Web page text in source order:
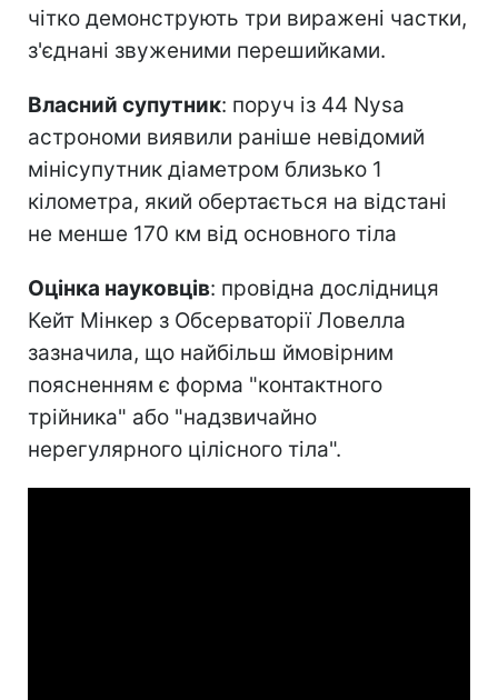
чітко демонструють три виражені частки,
з'єднані звуженими перешийками.
Власний супутник: поруч із 44 Nysa
астрономи виявили раніше невідомий
мінісупутник діаметром близько 1
кілометра, який обертається на відстані
не менше 170 км від основного тіла
Оцінка науковців: провідна дослідниця
Кейт Мінкер з Обсерваторії Ловелла
зазначила, що найбільш ймовірним
поясненням є форма "контактного
трійника" або "надзвичайно
нерегулярного цілісного тіла".